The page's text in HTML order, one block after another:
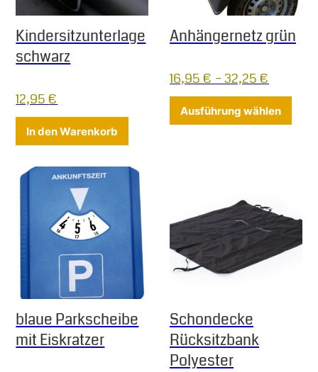
Kindersitzunterlage
schwarz
12,95€
In den Warenkorb
Anhängernetz grün
16,95€ –32,25€
Ausführung wählen
blaue Parkscheibe
mit Eiskratzer
Schondecke
Rücksitzbank
Polyester